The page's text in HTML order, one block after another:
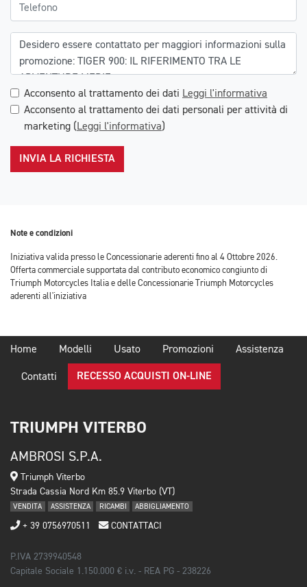
Acconsento al trattamento dei dati Leggi l'informativa
Acconsento al trattamento dei dati personali per attività di
marketing (Leggi l'informativa)
INVIA LA RICHIESTA
Note e condizioni
Iniziativa valida presso le Concessionarie aderenti fino al 4 Ottobre 2026.
Offerta commerciale supportata dal contributo economico congiunto di
Triumph Motorcycles Italia e delle Concessionarie Triumph Motorcycles
aderenti all'iniziativa
Home Modelli Usato Promozioni Assistenza
Contatti RECESSO ACQUISTI ON-LINE
TRIUMPH VITERBO
AMBROSI S.P.A.
Triumph Viterbo
Strada Cassia Nord Km 85.9 Viterbo (VT)
VENDITA ASSISTENZA RICAMBI ABBIGLIAMENTO
+ 39 0756970511 CONTATTACI
P.IVA 2739940548
Capitale Sociale 1.150.000 € i.v. - REA PG - 238226